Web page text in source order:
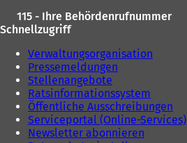
115 - Ihre Behördenrufnummer
Schnellzugriff
Verwaltungsorganisation
Pressemeldungen
Stellenangebote
Ratsinformationssystem
Öffentliche Ausschreibungen
Serviceportal (Online-Services)
Newsletter abonnieren